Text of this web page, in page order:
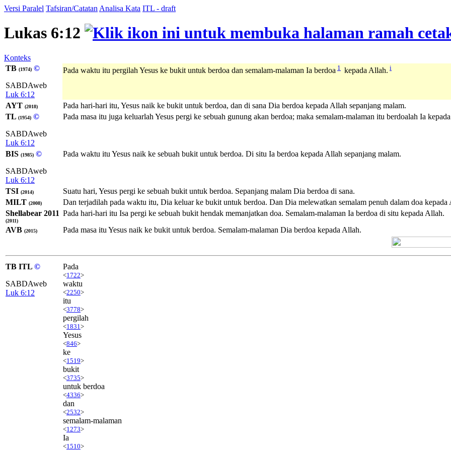
Versi Paralel Tafsiran/Catatan Analisa Kata ITL - draft
Lukas 6:12
Konteks
TB (1974) ©
SABDAweb
Luk 6:12
Pada waktu itu pergilah Yesus ke bukit untuk berdoa dan semalam-malaman Ia berdoa 1 kepada Allah. i
AYT (2018)
Pada hari-hari itu, Yesus naik ke bukit untuk berdoa, dan di sana Dia berdoa kepada Allah sepanjang malam.
TL (1954) ©
SABDAweb
Luk 6:12
Pada masa itu juga keluarlah Yesus pergi ke sebuah gunung akan berdoa; maka semalam-malaman itu berdoalah Ia
BIS (1985) ©
SABDAweb
Luk 6:12
Pada waktu itu Yesus naik ke sebuah bukit untuk berdoa. Di situ Ia berdoa kepada Allah sepanjang malam.
TSI (2014)
Suatu hari, Yesus pergi ke sebuah bukit untuk berdoa. Sepanjang malam Dia berdoa di sana.
MILT (2008) Dan terjadilah pada waktu itu, Dia keluar ke bukit untuk berdoa. Dan Dia melewatkan semalam penuh dalam doa kepada
Shellabear 2011
(2011)
Pada hari-hari itu Isa pergi ke sebuah bukit hendak memanjatkan doa. Semalam-malaman Ia berdoa di situ kepada Allah.
AVB (2015) Pada masa itu Yesus naik ke bukit untuk berdoa. Semalam-malaman Dia berdoa kepada Allah.
TB ITL ©
SABDAweb
Luk 6:12
Pada
<1722>
waktu
<2250>
itu
<3778>
pergilah
<1831 >
Yesus
<846>
ke
<1519>
bukit
<3735>
untuk berdoa
<4336>
dan
<2532>
semalam-malaman
<1273>
Ia
<1510>